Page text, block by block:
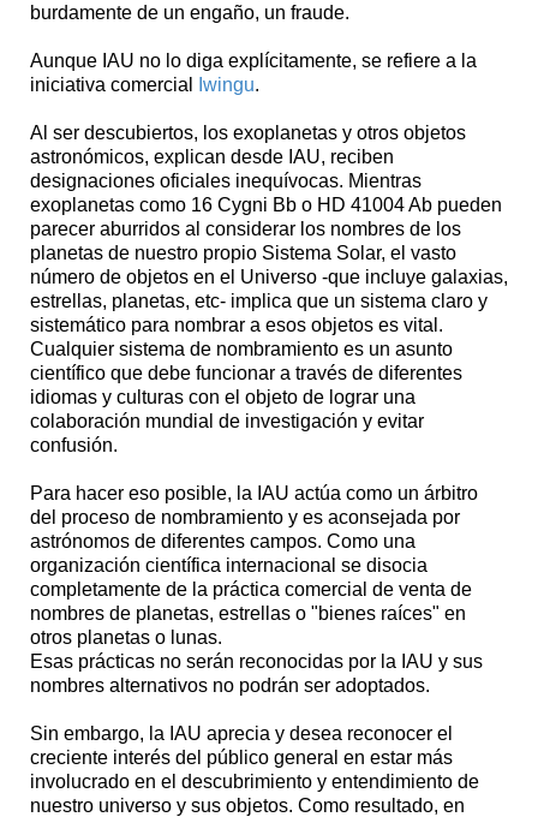
burdamente de un engaño, un fraude.
Aunque IAU no lo diga explícitamente, se refiere a la
iniciativa comercial
Iwingu.
Al ser descubiertos, los exoplanetas y otros objetos
astronómicos, explican desde IAU, reciben
designaciones oficiales inequívocas. Mientras
exoplanetas como 16 Cygni Bb o HD 41004 Ab pueden
parecer aburridos al considerar los nombres de los
planetas de nuestro propio Sistema Solar, el vasto
número de objetos en el Universo -que incluye galaxias,
estrellas, planetas, etc- implica que un sistema claro y
sistemático para nombrar a esos objetos es vital.
Cualquier sistema de nombramiento es un asunto
científico que debe funcionar a través de diferentes
idiomas y culturas con el objeto de lograr una
colaboración mundial de investigación y evitar
confusión.
Para hacer eso posible, la IAU actúa como un árbitro
del proceso de nombramiento y es aconsejada por
astrónomos de diferentes campos. Como una
organización científica internacional se disocia
completamente de la práctica comercial de venta de
nombres de planetas, estrellas o "bienes raíces" en
otros planetas o lunas.
Esas prácticas no serán reconocidas por la IAU y sus
nombres alternativos no podrán ser adoptados.
Sin embargo, la IAU aprecia y desea reconocer el
creciente interés del público general en estar más
involucrado en el descubrimiento y entendimiento de
nuestro universo y sus objetos. Como resultado, en